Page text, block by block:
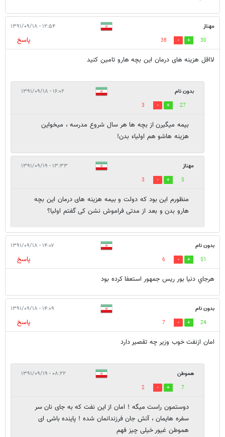
مهناز ۱۲:۵۴ - ۱۳۹۱/۰۹/۱۸
30
38
پاسخ
لااقل هزینه های درمان این بچه هارو تامین کنید
بدون نام ۱۶:۰۲ - ۱۳۹۱/۰۹/۱۸
27
3
بیمه میگیرن از بچه ها هر سال شروع مدرسه ، میخواین
هزینه هاشو هم اولیاء بدن!
مهناز ۱۳:۳۳ - ۱۳۹۱/۰۹/۱۹
5
3
منظورم این بود که دولت و بیمه هزینه های درمان این بچه
هارو بدن و بعد از مدتی فراموش نشن کی گفتم اولیا؟
بدون نام ۱۴:۰۷ - ۱۳۹۱/۰۹/۱۸
51
6
پاسخ
هرجاي دنيا بور ريس جمهور استعفا كرده بود
بدون نام ۱۴:۰۹ - ۱۳۹۱/۰۹/۱۸
24
7
پاسخ
امان ازنفت خوب وزیر چه تقصیر دارد
هموطن ۰۸:۲۲ - ۱۳۹۱/۰۹/۱۹
7
2
دوستمون راست میگه ! امان از این نفت که به جای نان سر
سفره هایمان ، آتش جان فرزندانمان شده ! پاینده باشی ای
هموطن غیور خیلی چیز فهم